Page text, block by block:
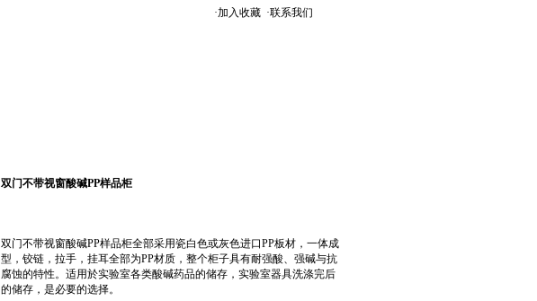
·加入收藏 ·联系我们
双门不带视窗酸碱PP样品柜
双门不带视窗酸碱PP样品柜全部采用瓷白色或灰色进口PP板材，一体成
型，铰链，拉手，挂耳全部为PP材质，整个柜子具有耐强酸、强碱与抗
腐蚀的特性。适用於实验室各类酸碱药品的储存，实验室器具洗涤完后
的储存，是必要的选择。